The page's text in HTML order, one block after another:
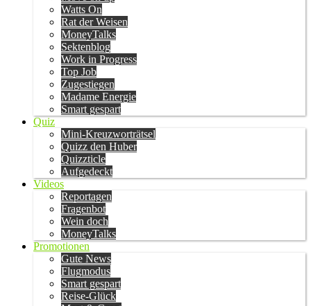
Watts On
Rat der Weisen
MoneyTalks
Sektenblog
Work in Progress
Top Job
Zugestiegen
Madame Energie
Smart gespart
Quiz
Mini-Kreuzworträtsel
Quizz den Huber
Quizzticle
Aufgedeckt
Videos
Reportagen
Fragenbot
Wein doch
MoneyTalks
Promotionen
Gute News
Flugmodus
Smart gespart
Reise-Glück